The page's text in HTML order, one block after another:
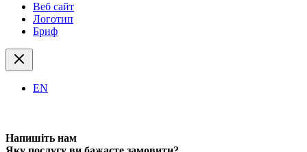
Веб сайт
Логотип
Бриф
EN
Напишіть нам